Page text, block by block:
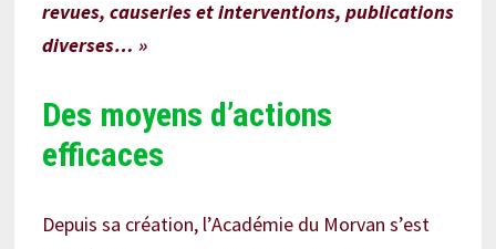
revues, causeries et interventions, publications
diverses… »
Des moyens d’actions
efficaces
Depuis sa création, l’Académie du Morvan s’est